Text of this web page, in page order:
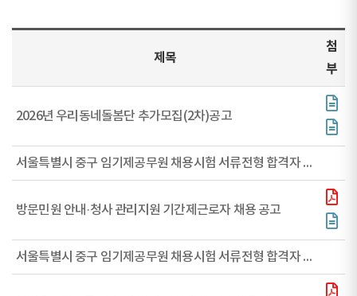
제목
첨
부
2026년 우리동네돌봄단 추가모집(2차)공고
서울특별시 중구 임기제공무원 채용시험 서류전형 합격자 공고(소통특보, 대체인력(일반))
방문민원 안내·청사 관리지원 기간제근로자 채용 공고
서울특별시 중구 임기제공무원 채용시험 서류전형 합격자 공고(공약 매니페스토, 대체인력(비서), 간호사)